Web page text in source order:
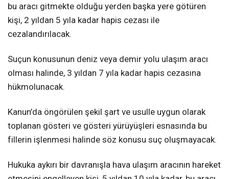
bu aracı gitmekte olduğu yerden başka yere götüren
kişi, 2 yıldan 5 yıla kadar hapis cezası ile
cezalandırılacak.
Suçun konusunun deniz veya demir yolu ulaşım aracı
olması halinde, 3 yıldan 7 yıla kadar hapis cezasına
hükmolunacak.
Kanun’da öngörülen şekil şart ve usulle uygun olarak
toplanan gösteri ve gösteri yürüyüşleri esnasında bu
fillerin işlenmesi halinde söz konusu suç oluşmayacak.
Hukuka aykırı bir davranışla hava ulaşım aracının hareket